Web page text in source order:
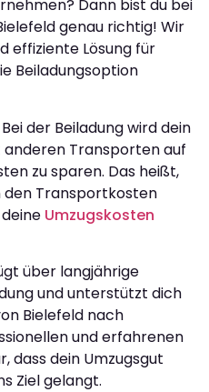
Dann bist du bei
genau richtig! Wir
effiziente Lösung für
Beiladungsoption
der Beiladung wird dein
Transporten auf
zu sparen. Das heißt,
den Transportkosten
Umzugskosten
über langjährige
und unterstützt dich
Bielefeld nach
und erfahrenen
dass dein Umzugsgut
Ziel gelangt.